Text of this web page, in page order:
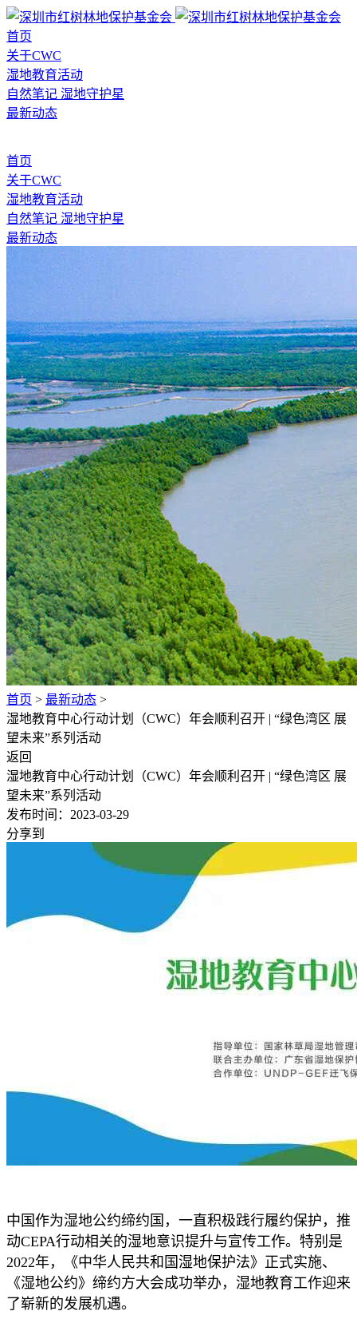
首页
关于CWC
湿地教育活动
自然笔记 湿地守护星
最新动态
首页
关于CWC
湿地教育活动
自然笔记 湿地守护星
最新动态
首页 > 最新动态 >
湿地教育中心行动计划（CWC）年会顺利召开 | “绿色湾区 展
望未来”系列活动
返回
湿地教育中心行动计划（CWC）年会顺利召开 | “绿色湾区 展
望未来”系列活动
发布时间： 2023-03-29
分享到
中国作为湿地公约缔约国，一直积极践行履约保护，推
动CEPA行动相关的湿地意识提升与宣传工作。特别是
2022年，《中华人民共和国湿地保护法》正式实施、
《湿地公约》缔约方大会成功举办，湿地教育工作迎来
了崭新的发展机遇。